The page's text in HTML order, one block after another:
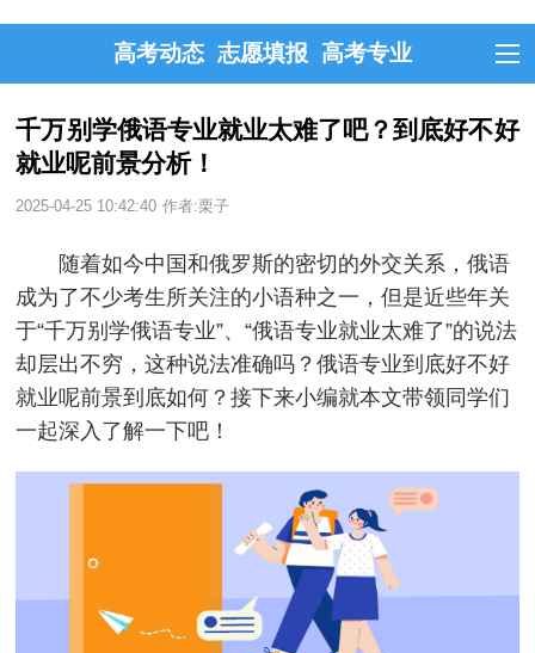
高考动态 志愿填报 高考专业
千万别学俄语专业就业太难了吧？到底好不好
就业呢前景分析！
2025-04-25 10:42:40 作者:栗子
随着如今中国和俄罗斯的密切的外交关系，俄语
成为了不少考生所关注的小语种之一，但是近些年关
于“千万别学俄语专业”、“俄语专业就业太难了”的说法
却层出不穷，这种说法准确吗？俄语专业到底好不好
就业呢前景到底如何？接下来小编就本文带领同学们
一起深入了解一下吧！